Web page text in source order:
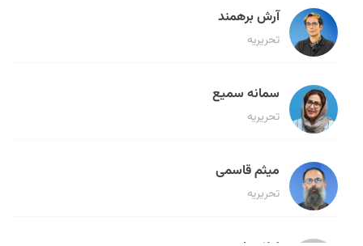
آرش برهمند
تحریریه
سمانه سمیع
تحریریه
میثم قاسمی
تحریریه